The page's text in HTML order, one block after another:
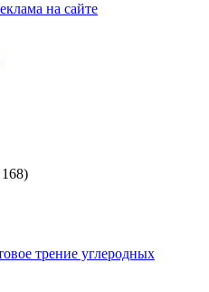
на сайте
168)
трение углеродных